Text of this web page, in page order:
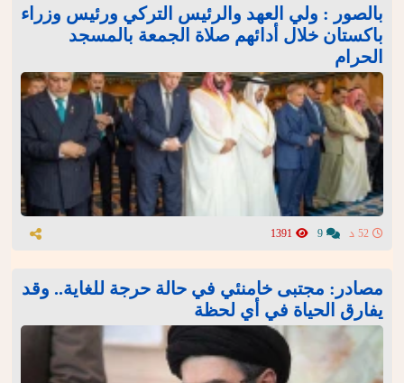
بالصور : ولي العهد والرئيس التركي ورئيس وزراء
باكستان خلال أدائهم صلاة الجمعة بالمسجد
الحرام
مصادر: مجتبى خامنئي في حالة حرجة للغاية.. وقد
يفارق الحياة في أي لحظة